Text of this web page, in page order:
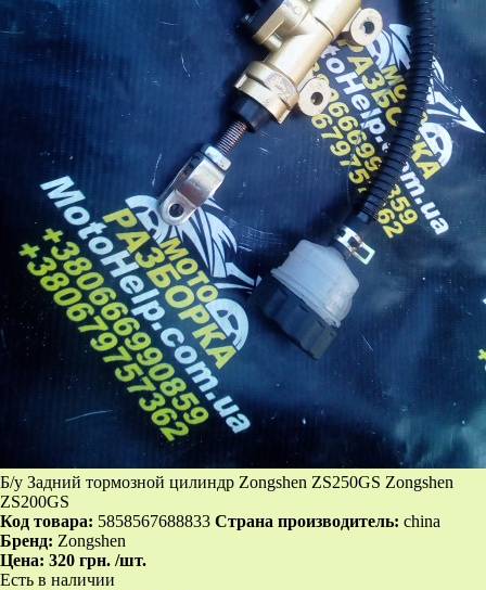
Б/у Задний тормозной цилиндр Zongshen ZS250GS Zongshen
ZS200GS
Код товара: 5858567688833 Страна производитель: china
Бренд: Zongshen
Цена: 320 грн. /шт.
Есть в наличии